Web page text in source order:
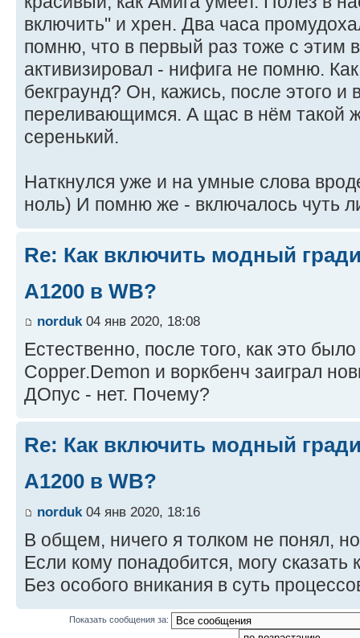
включить" и хрен. Два часа
помню, что в первый раз тоже с этим
активизировал - нифига не помню.
бекграунд? Он, кажись, после этого и
переливающимся. А щас в нём такой
серенький.
Наткнулся уже и на умные слова
ноль) И помню же - включалось чуть
Re: Как включить модный
A1200 в WB?
norduk04 янв 2020, 18:08
Естественно, после того, как это
Copper.Demon и воркбенч заиграл
ДОпус - нет. Почему?
Re: Как включить модный
A1200 в WB?
norduk 04 янв 2020, 18:16
В общем, ничего я толком не понял,
Если кому понадобится, могу сказать
Без особого вникания в суть
Показать сообщения за: